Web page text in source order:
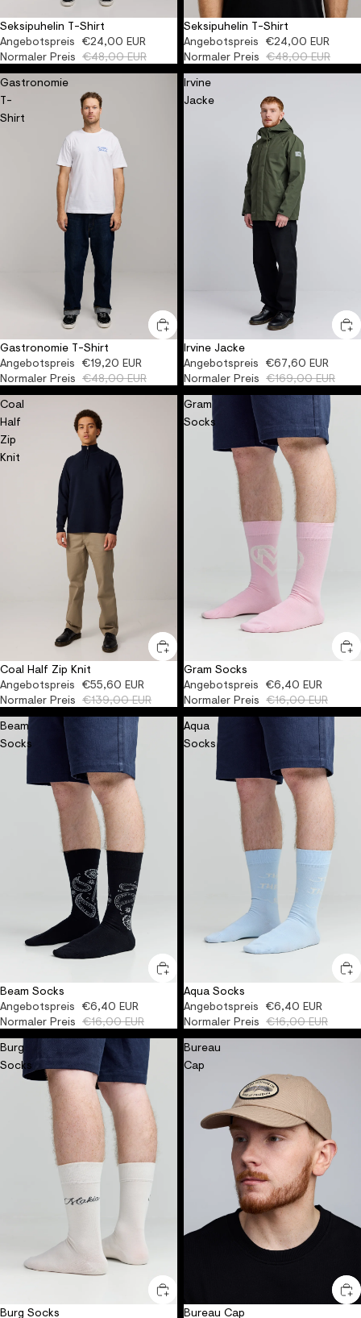
AUSVERKAUFT ORGANIC
Seksipuhelin T-Shirt
Angebotspreis €24,00 EUR
Normaler Preis €48,00 EUR
AUSVERKAUFT ORGANIC
Seksipuhelin T-Shirt
Angebotspreis €24,00 EUR
Normaler Preis €48,00 EUR
Gastronomie
T-
Shirt
-60%ORGANIC
Gastronomie T-Shirt
Angebotspreis €19,20 EUR
Normaler Preis €48,00 EUR
Irvine
Jacke
-60%RECYCLED WATERPROOF
Irvine Jacke
Angebotspreis €67,60 EUR
Normaler Preis €169,00 EUR
Coal
Half
Zip
Knit
-60%ORGANIC
Coal Half Zip Knit
Angebotspreis €55,60 EUR
Normaler Preis €139,00 EUR
Gram
Socks
-60%UNISEX ORGANIC
Gram Socks
Angebotspreis €6,40 EUR
Normaler Preis €16,00 EUR
Beam
Socks
-60%ORGANICUNISEX
Beam Socks
Angebotspreis €6,40 EUR
Normaler Preis €16,00 EUR
Aqua
Socks
-60%ORGANICUNISEX
Aqua Socks
Angebotspreis €6,40 EUR
Normaler Preis €16,00 EUR
Burg
Socks
-60%ORGANICUNISEX
Burg Socks
Bureau
Cap
-60%
Bureau Cap